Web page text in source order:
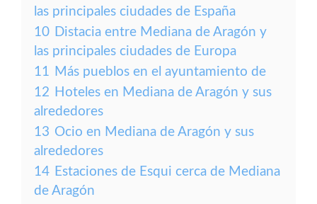
las principales ciudades de España
10 Distacia entre Mediana de Aragón y
las principales ciudades de Europa
11 Más pueblos en el ayuntamiento de
12 Hoteles en Mediana de Aragón y sus
alrededores
13 Ocio en Mediana de Aragón y sus
alrededores
14 Estaciones de Esqui cerca de Mediana
de Aragón